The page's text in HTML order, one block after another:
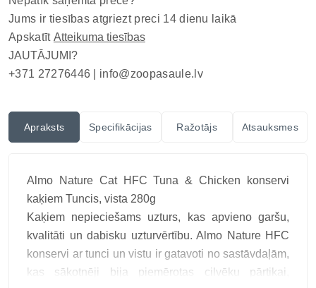
Jums ir tiesības atgriezt preci 14 dienu laikā
Apskatīt Atteikuma tiesības
JAUTĀJUMI?
+371 27276446 | info@zoopasaule.lv
Apraksts Specifikācijas Ražotājs Atsauksmes
Almo Nature Cat HFC Tuna & Chicken konservi
kaķiem Tuncis, vista 280g
Kaķiem nepieciešams uzturs, kas apvieno garšu,
kvalitāti un dabisku uzturvērtību. Almo Nature HFC
konservi ar tunci un vistu ir gatavoti no sastāvdaļām,
kas sākotnēji bija piemērotas cilvēku pārtikai,